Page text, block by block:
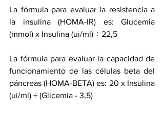
La fórmula para evaluar la resistencia a
la insulina (HOMA-IR) es: Glucemia
(mmol) x Insulina (ui/ml) ÷ 22,5
La fórmula para evaluar la capacidad de
funcionamiento de las células beta del
páncreas (HOMA-BETA) es: 20 x Insulina
(ui/ml) ÷ (Glicemia - 3,5)